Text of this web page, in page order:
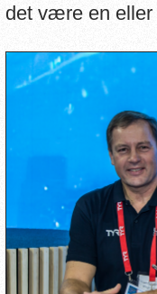
det være en eller